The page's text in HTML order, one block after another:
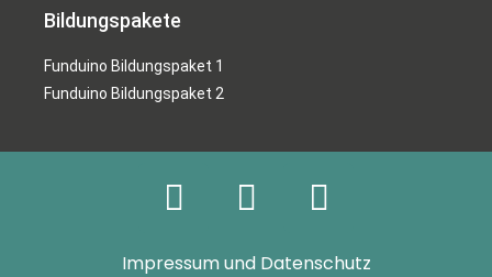
Bildungspakete
Funduino Bildungspaket 1
Funduino Bildungspaket 2
Impressum und Datenschutz